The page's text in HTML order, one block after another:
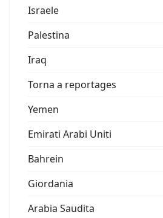
Israele
Palestina
Iraq
Torna a reportages
Yemen
Emirati Arabi Uniti
Bahrein
Giordania
Arabia Saudita